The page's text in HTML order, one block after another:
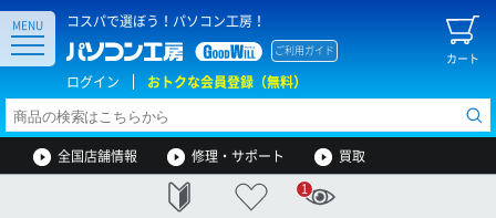
コスパで選ぼう！パソコン工房！
カート
ご利用ガイド
ログイン おトクな会員登録（無料）
MENU
全国店舗情報 修理・サポート 買取
1